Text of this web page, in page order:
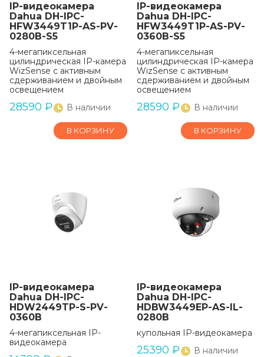
IP-видеокамера
Dahua DH-IPC-
HFW3449T1P-AS-PV-
0280B-S5
4-мегапиксельная
цилиндрическая IP-камера
WizSense с активным
сдерживанием и двойным
освещением
28590 ₽ В наличии
В КОРЗИНУ
IP-видеокамера
Dahua DH-IPC-
HFW3449T1P-AS-PV-
0360B-S5
4-мегапиксельная
цилиндрическая IP-камера
WizSense с активным
сдерживанием и двойным
освещением
28590 ₽ В наличии
В КОРЗИНУ
IP-видеокамера
Dahua DH-IPC-
HDW2449TP-S-PV-
0360B
4-мегапиксельная IP-
видеокамера
IP-видеокамера
Dahua DH-IPC-
HDBW3449EP-AS-IL-
0280B
купольная IP-видеокамера
25390 ₽ В наличии